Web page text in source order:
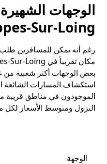
الوجهات
Sur-Loing
رغم أنه يمكن للمسافرين
بعض الوجهات أكثر شعبية من
استكشاف المسارات الشائعة
الموجودون في مناطق قريبة
النزول ومتوسط الأسعار
الوجهة